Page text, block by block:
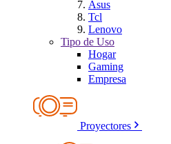
Asus
Tcl
Lenovo
Tipo de Uso
Hogar
Gaming
Empresa
Proyectores